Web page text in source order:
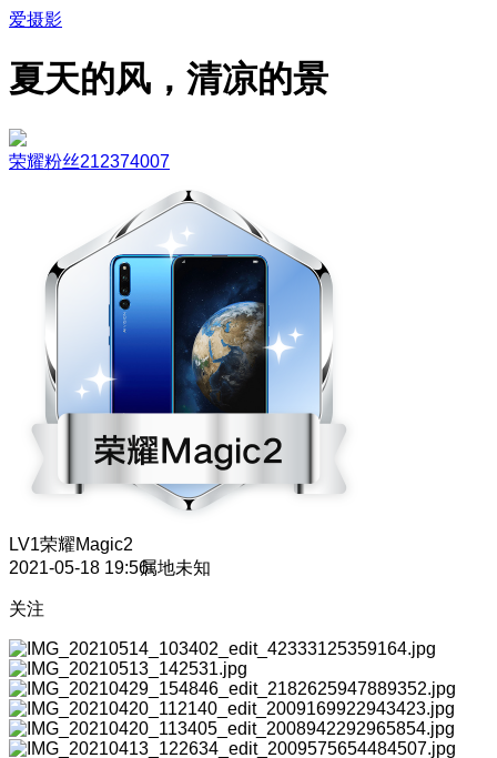
爱摄影
夏天的风，清凉的景
荣耀粉丝212374007
LV1荣耀Magic2
2021-05-18 19:56属地未知
关注